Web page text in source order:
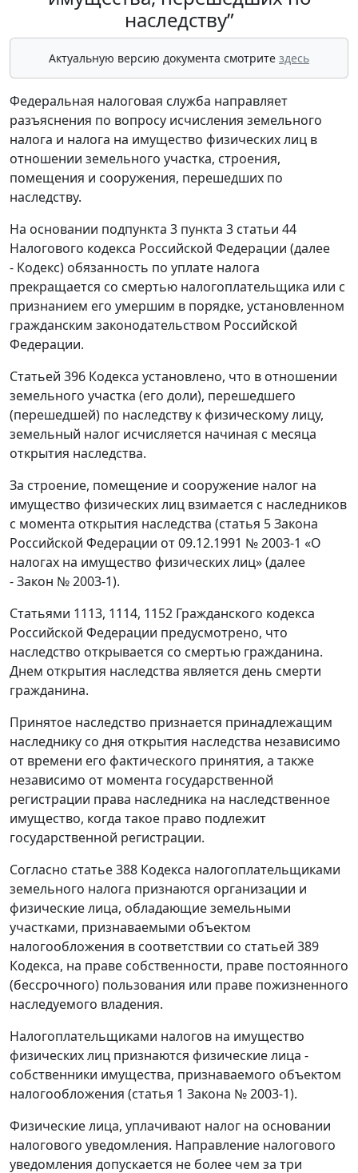
наследству”
Актуальную версию документа смотрите здесь
Федеральная налоговая служба направляет
разъяснения по вопросу исчисления земельного
налога и налога на имущество физических лиц в
отношении земельного участка, строения,
помещения и сооружения, перешедших по
наследству.
На основании подпункта 3 пункта 3 статьи 44
Налогового кодекса Российской Федерации (далее
- Кодекс) обязанность по уплате налога
прекращается со смертью налогоплательщика или с
признанием его умершим в порядке, установленном
гражданским законодательством Российской
Федерации.
Статьей 396 Кодекса установлено, что в отношении
земельного участка (его доли), перешедшего
(перешедшей) по наследству к физическому лицу,
земельный налог исчисляется начиная с месяца
открытия наследства.
За строение, помещение и сооружение налог на
имущество физических лиц взимается с наследников
с момента открытия наследства (статья 5 Закона
Российской Федерации от 09.12.1991 № 2003-1 «О
налогах на имущество физических лиц» (далее
- Закон № 2003-1).
Статьями 1113, 1114, 1152 Гражданского кодекса
Российской Федерации предусмотрено, что
наследство открывается со смертью гражданина.
Днем открытия наследства является день смерти
гражданина.
Принятое наследство признается принадлежащим
наследнику со дня открытия наследства независимо
от времени его фактического принятия, а также
независимо от момента государственной
регистрации права наследника на наследственное
имущество, когда такое право подлежит
государственной регистрации.
Согласно статье 388 Кодекса налогоплательщиками
земельного налога признаются организации и
физические лица, обладающие земельными
участками, признаваемыми объектом
налогообложения в соответствии со статьей 389
Кодекса, на праве собственности, праве постоянного
(бессрочного) пользования или праве пожизненного
наследуемого владения.
Налогоплательщиками налогов на имущество
физических лиц признаются физические лица -
собственники имущества, признаваемого объектом
налогообложения (статья 1 Закона № 2003-1).
Физические лица, уплачивают налог на основании
налогового уведомления. Направление налогового
уведомления допускается не более чем за три